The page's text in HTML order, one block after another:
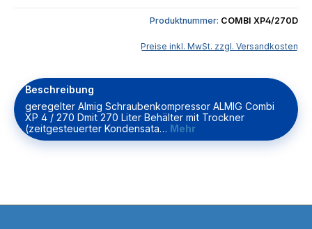
Produktnummer: COMBI XP4/270D
Preise inkl. MwSt. zzgl. Versandkosten
Beschreibung
geregelter Almig Schraubenkompressor ALMIG Combi
XP 4 / 270 Dmit 270 Liter Behälter mit Trockner
(zeitgesteuerter Kondensata… Mehr